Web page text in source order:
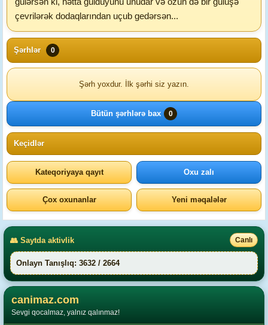
çevrilərək dodaqlarından uçub gedərsən...
Şərhlər 0
Şərh yoxdur. İlk şərhi siz yazın.
Bütün şərhlərə bax 0
Keçidlər
Kateqoriyaya qayıt Oxu zalı
Çox oxunanlar Yeni məqalələr
👥 Saytda aktivlik Canlı
Onlayn Tanışlıq: 3632 / 2664
canimaz.com
Sevgi qocalmaz, yalnız qalınmaz!